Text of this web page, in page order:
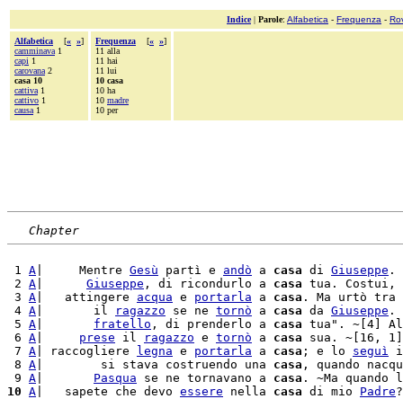
Indice| Parole: Alfabetica - Frequenza -
Alfabetica [« »]
camminava 1
capi 1
carovana 2
casa 10
cattiva 1
cattivo 1
causa 1
Frequenza [« »]
11 alla
11 hai
11 lui
10 casa
10 ha
10 madre
10 per
Chapter
1 A |     Mentre Gesù partì e andò a casa di Giuseppe .
2 A Giuseppe , di ricondurlo a casa tua.
3 A |   attingere acqua e portarla a casa . Ma urtò
4 A |       il ragazzo se ne tornò a casa da Giuseppe .
5 A fratello , di prenderlo a casa tua". ~[4]
6 A prese il ragazzo e tornò a casa sua. ~[16,
7 A | raccogliere legna e portarla a casa ; e lo seguì
8 A |        si stava costruendo una casa , quando
9 A Pasqua se ne tornavano a casa
10 A |   sapete che devo essere nella casa di mio Padre